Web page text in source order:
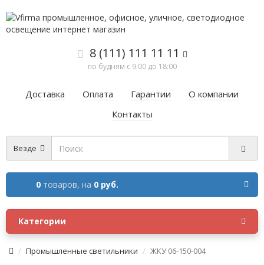
8 (111) 111 11 11
по будням с 9:00 до 18:00
Доставка Оплата Гарантии
О компании
Контакты
Везде
0 товаров, на 0 руб.
Категории
Промышленные светильники ЖКУ 06-150-004